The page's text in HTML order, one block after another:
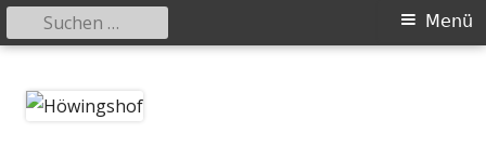
zum
Primäres
Menü
Suchen
nach: